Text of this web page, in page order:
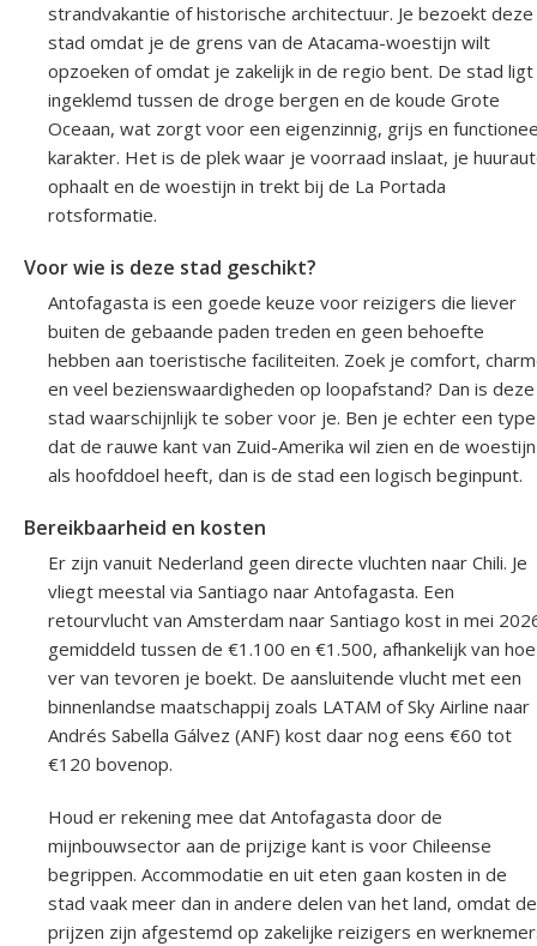
strandvakantie of historische architectuur. Je bezoekt deze
stad omdat je de grens van de Atacama-woestijn wilt
opzoeken of omdat je zakelijk in de regio bent. De stad ligt
ingeklemd tussen de droge bergen en de koude Grote
Oceaan, wat zorgt voor een eigenzinnig, grijs en
karakter. Het is de plek waar je voorraad inslaat, je
ophaalt en de woestijn in trekt bij de La Portada
rotsformatie.
Voor wie is deze stad geschikt?
Antofagasta is een goede keuze voor reizigers die liever
buiten de gebaande paden treden en geen behoefte
hebben aan toeristische faciliteiten. Zoek je comfort,
en veel bezienswaardigheden op loopafstand? Dan is deze
stad waarschijnlijk te sober voor je. Ben je echter een type
dat de rauwe kant van Zuid-Amerika wil zien en de woestijn
als hoofddoel heeft, dan is de stad een logisch beginpunt.
Bereikbaarheid en kosten
Er zijn vanuit Nederland geen directe vluchten naar Chili. Je
vliegt meestal via Santiago naar Antofagasta. Een
retourvlucht van Amsterdam naar Santiago kost in mei
gemiddeld tussen de €1.100 en €1.500, afhankelijk van hoe
ver van tevoren je boekt. De aansluitende vlucht met een
binnenlandse maatschappij zoals LATAM of Sky Airline naar
Andrés Sabella Gálvez (ANF) kost daar nog eens €60 tot
€120 bovenop.
Houd er rekening mee dat Antofagasta door de
mijnbouwsector aan de prijzige kant is voor Chileense
begrippen. Accommodatie en uit eten gaan kosten in de
stad vaak meer dan in andere delen van het land, omdat de
prijzen zijn afgestemd op zakelijke reizigers en